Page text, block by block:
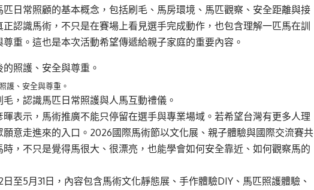
日常照顧的基本概念，包括刷毛、馬房環境、馬匹觀察、安全距離與接
認識馬術，不只是在賽場上看見選手完成動作，也包含理解一匹馬在訓
重。這也是本次活動希望傳遞給親子家庭的重要內容。
護、安全與尊重。
，認識馬匹日常照護與人馬互動禮儀。
表示，馬術推廣不能只停留在選手與專業場域。若希望台灣有更多人理
意走進來的入口。2026國際馬術節以文化展、親子體驗與國際交流賽共
，不只是覺得馬很大、很漂亮，也能學會如何安全靠近、如何觀察馬的
至5月31日，內容包含馬術文化靜態展、手作體驗DIY、馬匹照護體驗、